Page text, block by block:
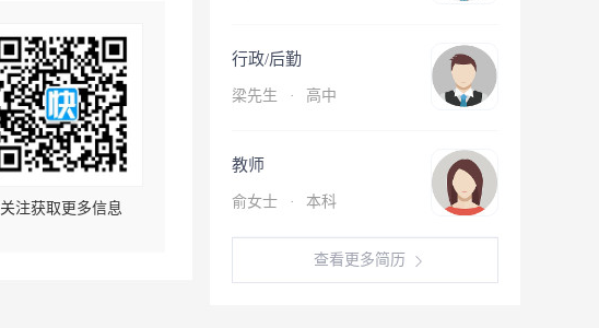
关注获取更多信息
行政/后勤
梁先生 · 高中
教师
俞女士 · 本科
查看更多简历